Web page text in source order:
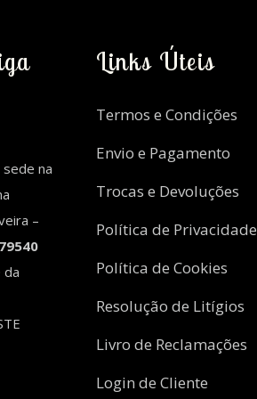
sede na
–
da
Links Úteis
Termos e Condições
Envio e Pagamento
Trocas e Devoluções
Política de Privacidade
Política de Cookies
Resolução de Litígios
Livro de Reclamações
Login de Cliente